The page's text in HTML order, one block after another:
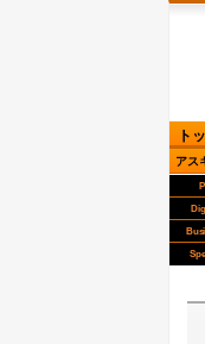
ト
アス